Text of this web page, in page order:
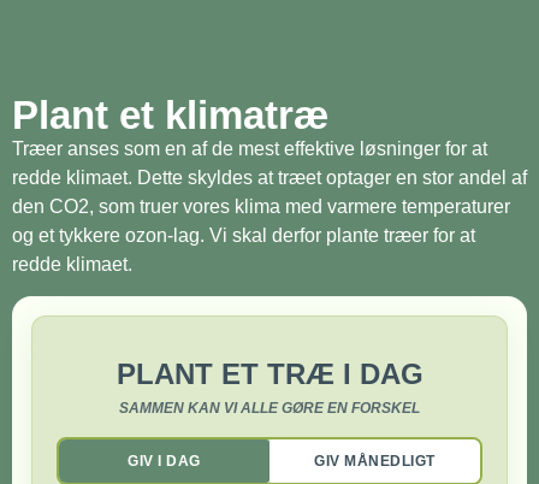
Plant et klimatræ
Træer anses som en af de mest effektive løsninger for at
redde klimaet. Dette skyldes at træet optager en stor andel af
den CO2, som truer vores klima med varmere temperaturer
og et tykkere ozon-lag. Vi skal derfor plante træer for at
redde klimaet.
PLANT ET TRÆ I DAG
SAMMEN KAN VI ALLE GØRE EN FORSKEL
GIV I DAG GIV MÅNEDLIGT